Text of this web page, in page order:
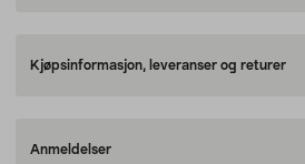
Kjøpsinformasjon, leveranser og returer
Anmeldelser